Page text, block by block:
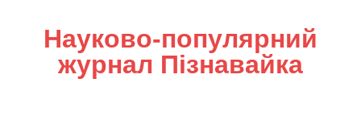
Науково-популярний
журнал Пізнавайка